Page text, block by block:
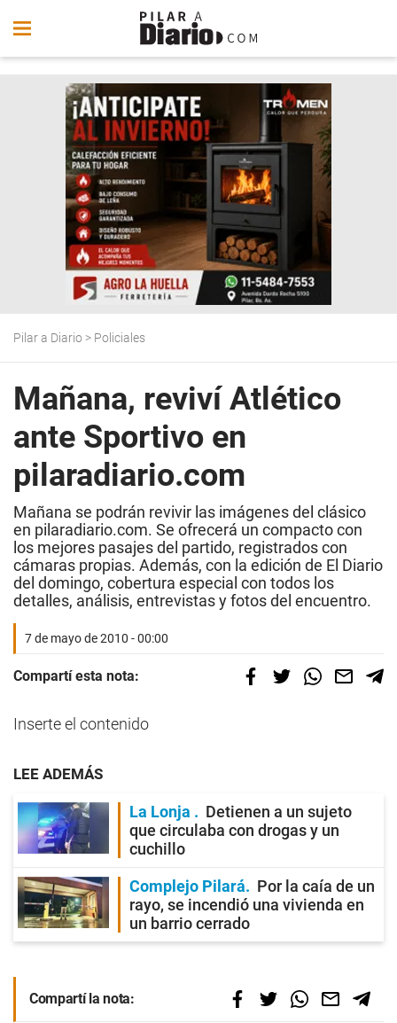
Pilar a Diario > Policiales
Mañana, reviví Atlético
ante Sportivo en
pilaradiario.com
Mañana se podrán revivir las imágenes del clásico
en pilaradiario.com. Se ofrecerá un compacto con
los mejores pasajes del partido, registrados con
cámaras propias. Además, con la edición de El Diario
del domingo, cobertura especial con todos los
detalles, análisis, entrevistas y fotos del encuentro.
7 de mayo de 2010 - 00:00
Compartí esta nota:
Inserte el contenido
LEE ADEMÁS
La Lonja
Detienen a un sujeto
que circulaba con drogas y un
cuchillo
Complejo Pilará
Por la caía de un
rayo, se incendió una vivienda en
un barrio cerrado
Compartí la nota: